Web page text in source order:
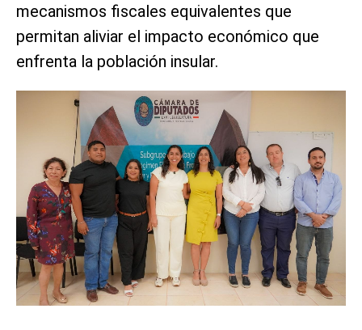
mecanismos fiscales equivalentes que
permitan aliviar el impacto económico que
enfrenta la población insular.